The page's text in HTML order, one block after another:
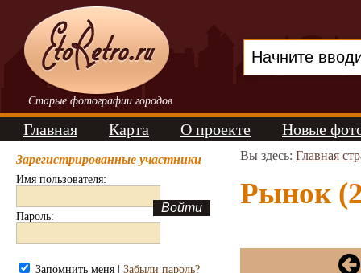
Старые фотографии городов
Главная Карта О проекте Новые
Зарегистрированные участники
Имя пользователя:
Пароль:
Запомнить меня | Забыли пароль?
Вы здесь: Главная
Рынок